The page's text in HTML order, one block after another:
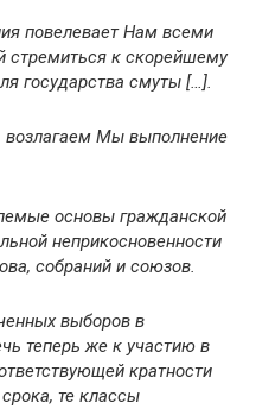
повелевает Нам всеми
стремиться к скорейшему
государства смуты […].
возлагаем Мы выполнение
основы гражданской
неприкосновенности
собраний и союзов.
выборов в
теперь же к участию в
кратности
те классы